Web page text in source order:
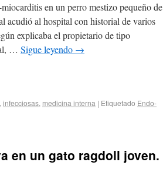
en un perro mestizo pequeño de
acudió al hospital con historial de varios
explicaba el propietario de tipo
… Sigue leyendo →
, infecciosas, medicina interna | Etiquetado Endo-
en un gato ragdoll joven.